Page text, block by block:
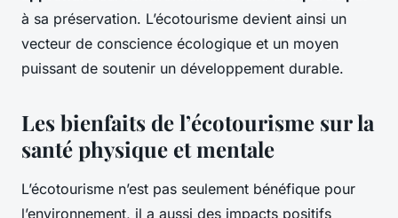
à sa préservation. L’écotourisme devient ainsi un
vecteur de conscience écologique et un moyen
puissant de soutenir un développement durable.
Les bienfaits de l’écotourisme sur la
santé physique et mentale
L’écotourisme n’est pas seulement bénéfique pour
l’environnement, il a aussi des impacts positifs